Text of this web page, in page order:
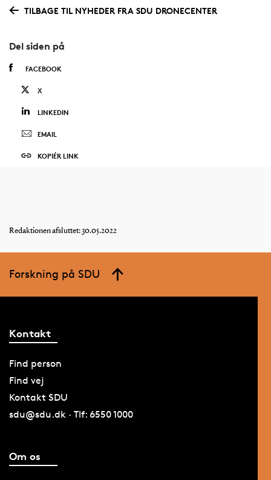
TILBAGE TIL NYHEDER FRA SDU DRONECENTER
Del siden på
FACEBOOK
X
LINKEDIN
EMAIL
KOPIÉR LINK
Redaktionen afsluttet: 30.05.2022
Forskning på SDU
Kontakt
Find person
Find vej
Kontakt SDU
sdu@sdu.dk · Tlf: 6550 1000
Om os